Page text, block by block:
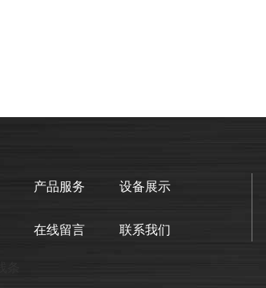
产品服务 设备展示
在线留言 联系我们